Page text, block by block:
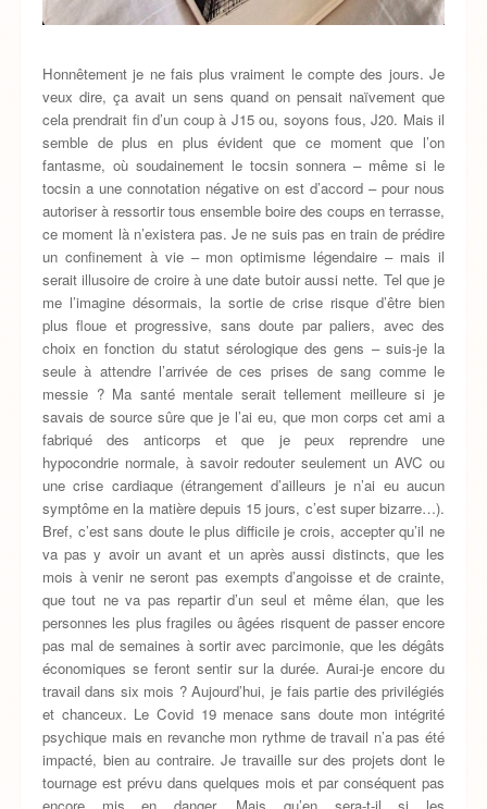
Honnêtement je ne fais plus vraiment le compte des jours. Je
veux dire, ça avait un sens quand on pensait naïvement que
cela prendrait fin d’un coup à J15 ou, soyons fous, J20. Mais il
semble de plus en plus évident que ce moment que l’on
fantasme, où soudainement le tocsin sonnera – même si le
tocsin a une connotation négative on est d’accord – pour nous
autoriser à ressortir tous ensemble boire des coups en terrasse,
ce moment là n’existera pas. Je ne suis pas en train de prédire
un confinement à vie – mon optimisme légendaire – mais il
serait illusoire de croire à une date butoir aussi nette. Tel que je
me l’imagine désormais, la sortie de crise risque d’être bien
plus floue et progressive, sans doute par paliers, avec des
choix en fonction du statut sérologique des gens – suis-je la
seule à attendre l’arrivée de ces prises de sang comme le
messie ? Ma santé mentale serait tellement meilleure si je
savais de source sûre que je l’ai eu, que mon corps cet ami a
fabriqué des anticorps et que je peux reprendre une
hypocondrie normale, à savoir redouter seulement un AVC ou
une crise cardiaque (étrangement d’ailleurs je n’ai eu aucun
symptôme en la matière depuis 15 jours, c’est super bizarre…).
Bref, c’est sans doute le plus difficile je crois, accepter qu’il ne
va pas y avoir un avant et un après aussi distincts, que les
mois à venir ne seront pas exempts d’angoisse et de crainte,
que tout ne va pas repartir d’un seul et même élan, que les
personnes les plus fragiles ou âgées risquent de passer encore
pas mal de semaines à sortir avec parcimonie, que les dégâts
économiques se feront sentir sur la durée. Aurai-je encore du
travail dans six mois ? Aujourd’hui, je fais partie des privilégiés
et chanceux. Le Covid 19 menace sans doute mon intégrité
psychique mais en revanche mon rythme de travail n’a pas été
impacté, bien au contraire. Je travaille sur des projets dont le
tournage est prévu dans quelques mois et par conséquent pas